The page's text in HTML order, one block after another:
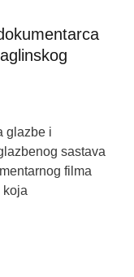
glazbe i
sastava
filma
koja